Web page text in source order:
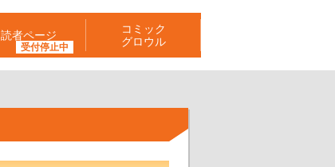
読者ページ
コミック
グロウル